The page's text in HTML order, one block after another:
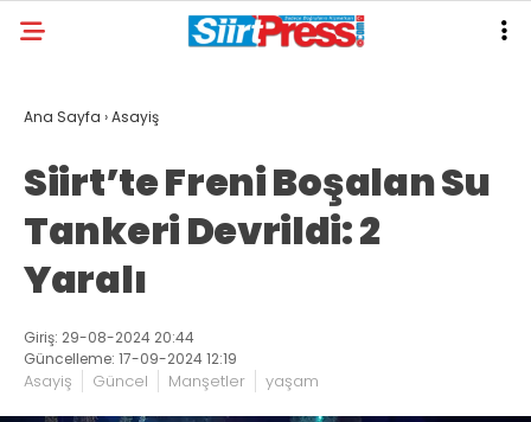
Ana Sayfa ›Asayiş
Siirt’te Freni Boşalan Su
Tankeri Devrildi: 2
Yaralı
Giriş: 29-08-2024 20:44
Güncelleme: 17-09-2024 12:19
Asayiş Güncel Manşetler yaşam